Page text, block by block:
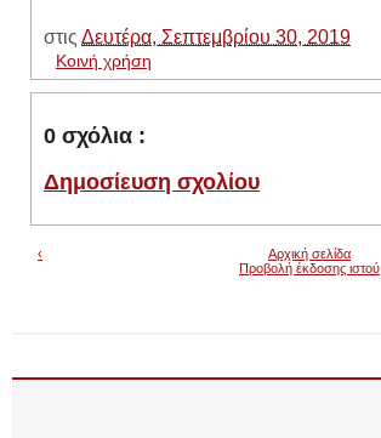
στις Δευτέρα, Σεπτεμβρίου 30, 2019
Κοινή χρήση
0 σχόλια :
Δημοσίευση σχολίου
‹
Αρχική σελίδα
Προβολή έκδοσης ιστού